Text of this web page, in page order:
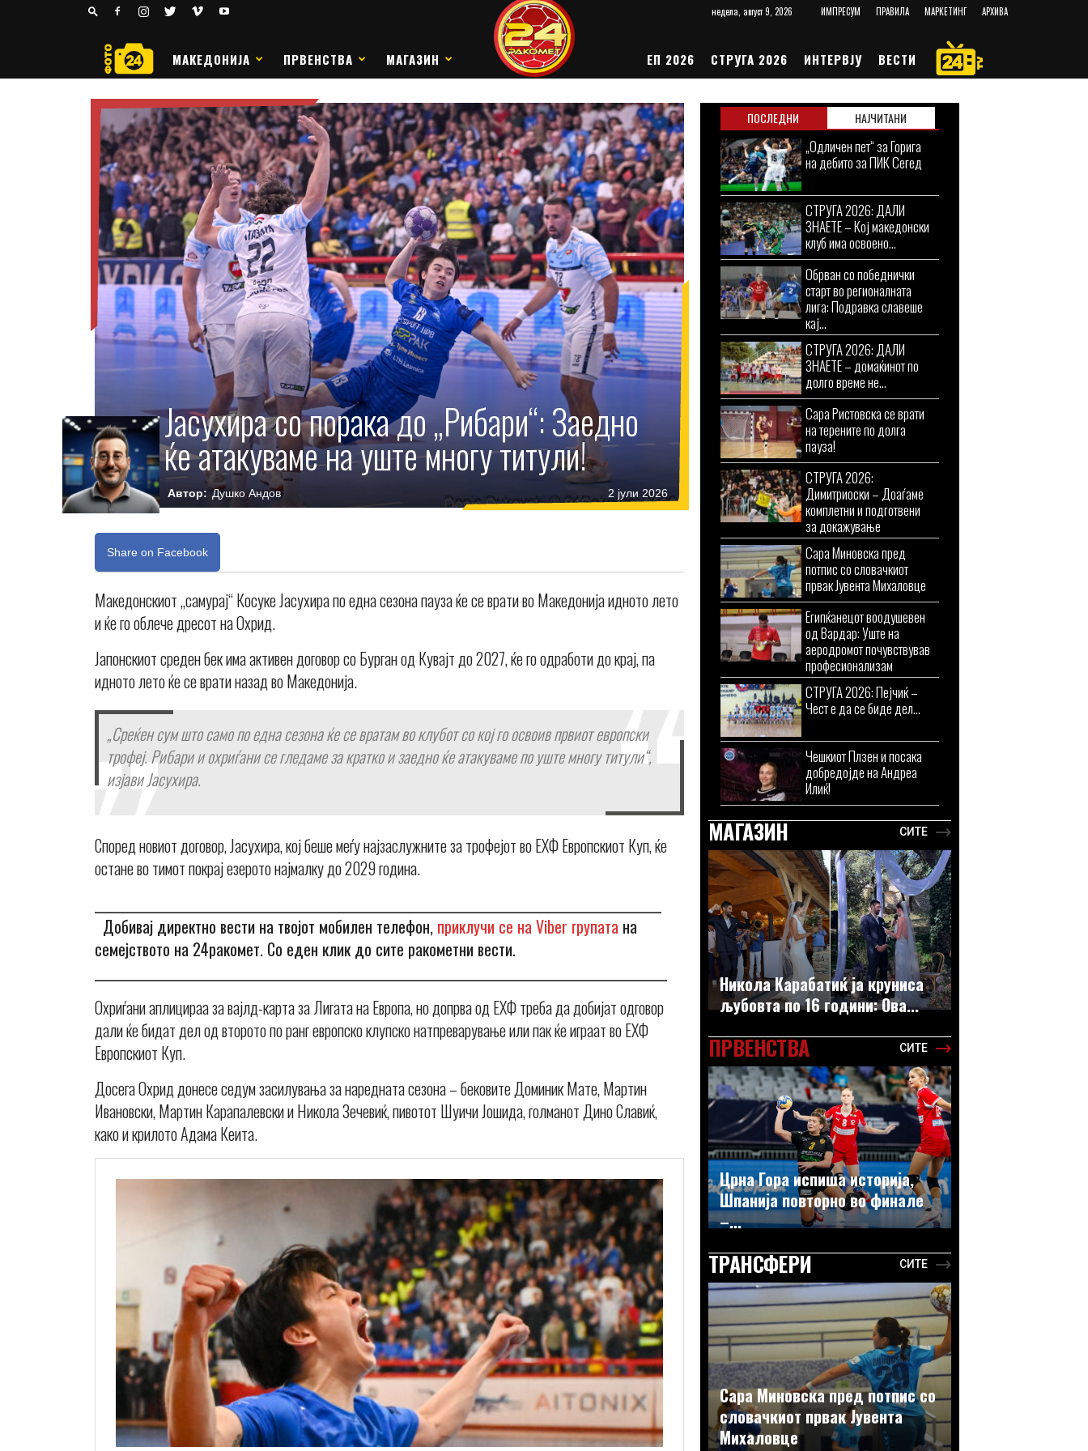
недела, август 9, 2026 ИМПРЕСУМ ПРАВИЛА МАРКЕТИНГ АРХИВА
РАКОМЕТ
МАКЕДОНИЈА ПРВЕНСТВА МАГАЗИН ЕП 2026 СТРУГА 2026 ИНТЕРВЈУ ВЕСТИ
Јасухира со порака до „Рибари“: Заедно
ќе атакуваме на уште многу титули!
Автор: Душко Андов 2 јули 2026
Share on Facebook
Македонскиот „самурај“ Косуке Јасухира по една сезона пауза ќе се врати во Македонија идното лето
и ќе го облече дресот на Охрид.
Јапонскиот среден бек има активен договор со Бурган од Кувајт до 2027, ќе го одработи до крај, па
идното лето ќе се врати назад во Македонија.
„Среќен сум што само по една сезона ќе се вратам во клубот со кој го освоив првиот европски
трофеј. Рибари и охриѓани се гледаме за кратко и заедно ќе атакуваме по уште многу титули“,
изјави Јасухира.
Според новиот договор, Јасухира, кој беше меѓу најзаслужните за трофејот во ЕХФ Европскиот Куп, ќе
остане во тимот покрај езерото најмалку до 2029 година.
Добивај директно вести на твојот мобилен телефон, приклучи се на Viber групата на
семејството на 24ракомет. Со еден клик до сите ракометни вести.
Охриѓани аплицираа за вајлд-карта за Лигата на Европа, но допрва од ЕХФ треба да добијат одговор
дали ќе бидат дел од второто по ранг европско клупско натпреварување или пак ќе играат во ЕХФ
Европскиот Куп.
Досега Охрид донесе седум засилувања за наредната сезона – бековите Доминик Мате, Мартин
Ивановски, Мартин Карапалевски и Никола Зечевиќ, пивотот Шуичи Јошида, голманот Дино Славиќ,
како и крилото Адама Кеита.
ПОСЛЕДНИ НАЈЧИТАНИ
„Одличен пет“ за Горига
на дебито за ПИК Сегед
СТРУГА 2026: ДАЛИ
ЗНАЕТЕ – Кој македонски
клуб има освоено...
Обрван со победнички
старт во регионалната
лига: Подравка славеше
кај...
СТРУГА 2026: ДАЛИ
ЗНАЕТЕ – домаќинот по
долго време не...
Сара Ристовска се врати
на терените по долга
пауза!
СТРУГА 2026:
Димитриоски – Доаѓаме
комплетни и подготвени
за докажување
Сара Миновска пред
потпис со словачкиот
првак Јувента Михаловце
Египќанецот воодушевен
од Вардар: Уште на
аеродромот почувствував
професионализам
СТРУГА 2026: Пејчиќ –
Чест е да се биде дел...
Чешкиот Плзен и посака
добредојде на Андреа
Илиќ!
МАГАЗИН СИТЕ
Никола Карабатиќ ја круниса
љубовта по 16 години: Ова...
ПРВЕНСТВА СИТЕ
Црна Гора испиша историја,
Шпанија повторно во финале
–...
ТРАНСФЕРИ СИТЕ
Сара Миновска пред потпис со
словачкиот првак Јувента
Михаловце